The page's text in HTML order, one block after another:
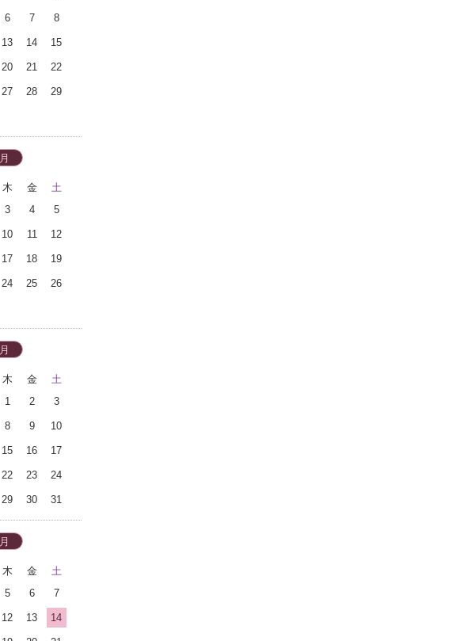
6 7 8
13 14 15
20 21 22
27 28 29
木 金
土
3 4 5
10 11 12
17 18 19
24 25 26
木 金
土
1
2 3
8 9 10
15 16 17
22 23 24
29 30 31
木 金
土
5 6 7
12 13 14